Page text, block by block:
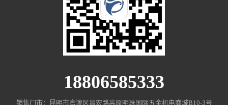
18806585333
销售门市：昆明市官渡区昌宏路高原明珠国际五金机电商城B10-3号